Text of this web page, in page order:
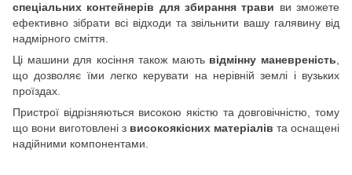
спеціальних контейнерів для збирання трави ви зможете
ефективно зібрати всі відходи та звільнити вашу галявину від
надмірного сміття.
Ці машини для косіння також мають відмінну маневреність,
що дозволяє їми легко керувати на нерівній землі і вузьких
проїздах.
Пристрої відрізняються високою якістю та довговічністю, тому
що вони виготовлені з високоякісних матеріалів та оснащені
надійними компонентами.